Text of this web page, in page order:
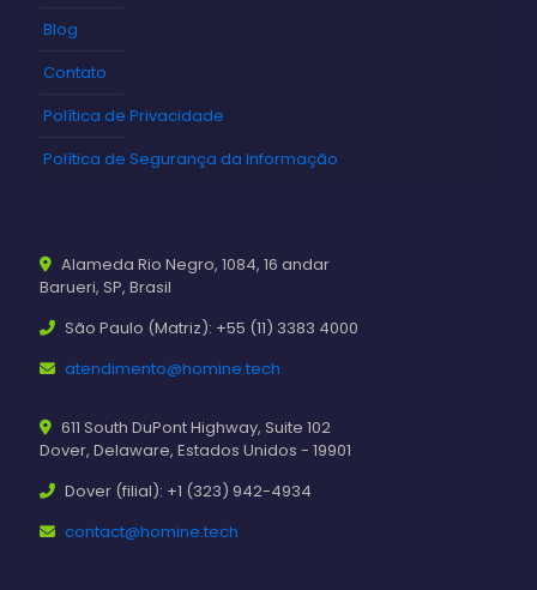
Blog
Contato
Política de Privacidade
Política de Segurança da Informação
Alameda Rio Negro, 1084, 16 andar
Barueri, SP, Brasil
São Paulo (Matriz): +55 (11) 3383 4000
atendimento@homine.tech
611 South DuPont Highway, Suite 102
Dover, Delaware, Estados Unidos - 19901
Dover (filial): +1 (323) 942-4934
contact@homine.tech